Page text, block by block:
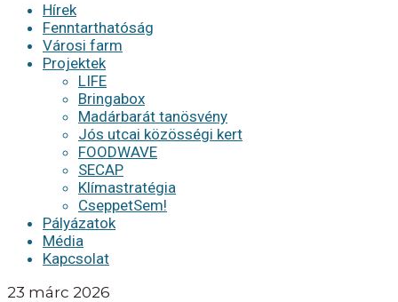
Hírek
Fenntarthatóság
Városi farm
Projektek
LIFE
Bringabox
Madárbarát tanösvény
Jós utcai közösségi kert
FOODWAVE
SECAP
Klímastratégia
CseppetSem!
Pályázatok
Média
Kapcsolat
23 márc 2026